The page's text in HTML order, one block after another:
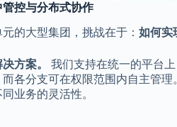
控与分布式协作
的大型集团，挑战在于： 如何实
方案。 我们支持在统一的平台
各分支可在权限范围内自主管
业务的灵活性。